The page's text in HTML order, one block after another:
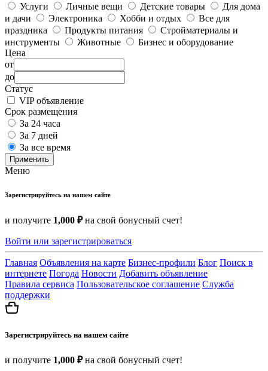
Услуги
Личные вещи Детские товары
Для дома
и дачи
Электроника Хобби и отдых
Все для
праздника
Продукты питания
Стройматериалы и
инструменты
Животные
Бизнес и оборудование
Цена
от
до
Статус
VIP объявление
Срок размещения
За 24 часа
За 7 дней
За все время
Применить
Меню
Зарегистрируйтесь на нашем сайте
и получите 1,000 ₽на свой бонусный счет!
Войти или зарегистрироваться
Главная Объявления на карте Бизнес-профили Блог Поиск в
интернете Погода Новости Добавить объявление
Правила сервиса Пользовательское соглашение Служба
поддержки
Зарегистрируйтесь на нашем сайте
и получите 1,000 ₽на свой бонусный счет!